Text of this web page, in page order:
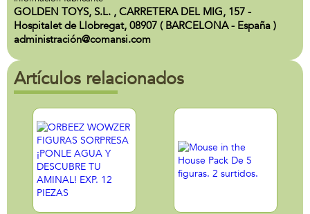
GOLDEN TOYS, S.L. , CARRETERA DEL MIG, 157 -
Hospitalet de Llobregat, 08907 ( BARCELONA - España )
administración@comansi.com
Artículos relacionados